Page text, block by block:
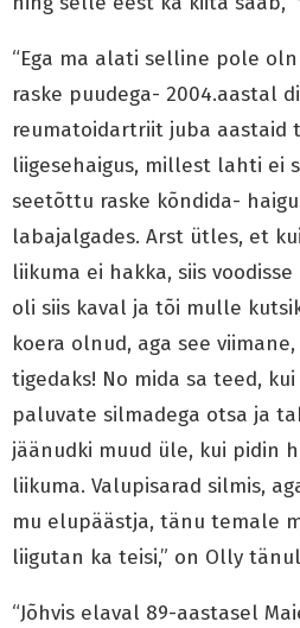
“Ega ma alati selline pole
raske puudega- 2004.aastal
reumatoidartriit juba aastaid
liigesehaigus, millest lahti ei
seetõttu raske kõndida-
labajalgades. Arst ütles, et
liikuma ei hakka, siis
oli siis kaval ja tõi mulle
koera olnud, aga see
tigedaks! No mida sa teed,
paluvate silmadega otsa ja
jäänudki muud üle, kui pidin
liikuma. Valupisarad silmis,
mu elupäästja, tänu temale
liigutan ka teisi,” on Olly
“Jõhvis elaval 89-aastasel